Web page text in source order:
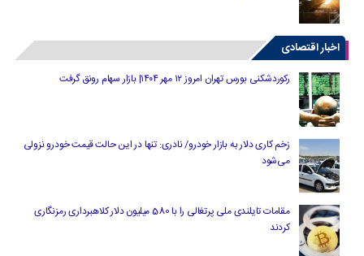
اخبار اقتصادی
رکوردشکنی بورس تهران امروز ۱۲ مهر ۱۴۰۴| بازار سهام رونق گرفت
زخم کاری دلار به بازار خودرو/ نادری: تنها در این حالت قیمت خودرو نزولی
می‌شود
مقامات تایلندی ملی پرتغالی را با 580 میلیون دلار کلاهبرداری رمزنگاری
کردند